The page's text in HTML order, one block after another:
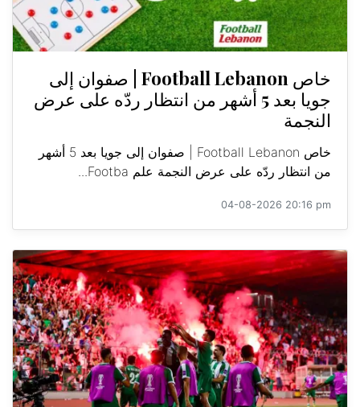
خاص Football Lebanon | صفوان إلى
جويا بعد 5 أشهر من انتظار ردّه على عرض
النجمة
خاص Football Lebanon | صفوان إلى جويا بعد 5 أشهر
من انتظار ردّه على عرض النجمة علم Footba...
04-08-2026 20:16 pm